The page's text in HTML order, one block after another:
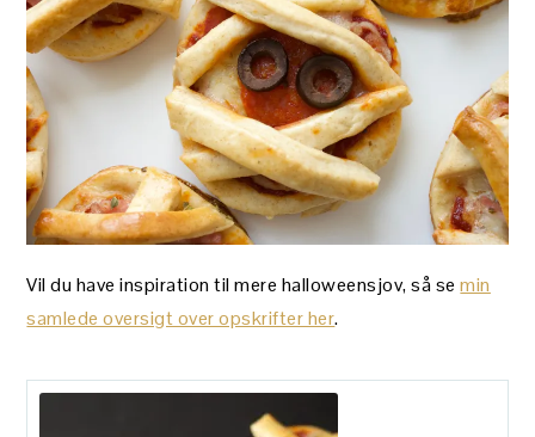
Vil du have inspiration til mere halloweensjov, så semin
samlede oversigt over opskrifter her.